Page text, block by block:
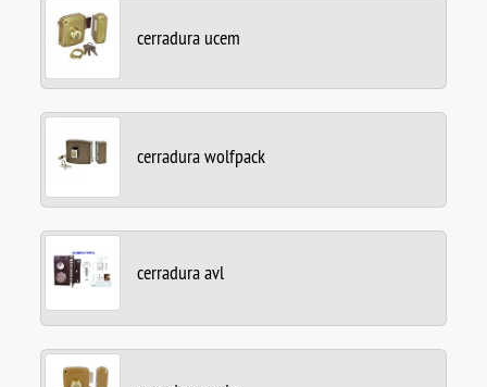
cerradura ucem
cerradura wolfpack
cerradura avl